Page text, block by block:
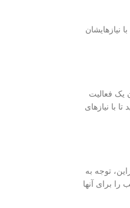
نیازهایشان
یک فعالیت
با نیازهای
توجه به
برای آنها